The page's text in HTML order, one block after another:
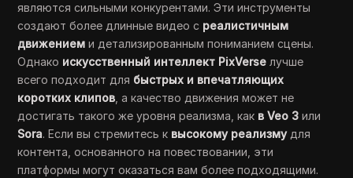
являются сильными конкурентами. Эти инструменты
создают более длинные видео с реалистичным
движением и детализированным пониманием сцены.
Однако искусственный интеллект PixVerse лучше
всего подходит для быстрых и впечатляющих
коротких клипов , а качество движения может не
достигать такого же уровня реализма, как в Veo 3 или
Sora. Если вы стремитесь к высокому реализмудля
контента, основанного на повествовании, эти
платформы могут оказаться вам более подходящими.